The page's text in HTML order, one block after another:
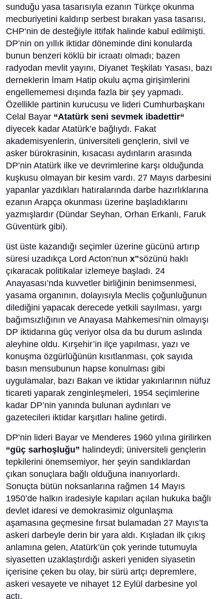
sunduğu yasa tasarısıyla ezanın Türkçe okunma
mecburiyetini kaldırıp serbest bırakan yasa tasarısı,
CHP’nin de desteğiyle ittifak halinde kabul edilmişti.
DP’nin on yıllık iktidar döneminde dini konularda
bunun benzeri köklü bir icraatı olmadı; bazen
radyodan mevlit yayını, Diyanet Teşkilatı Yasası, bazı
derneklerin İmam Hatip okulu açma girişimlerini
engellememesi dışında fazla bir şey yapmadı.
Özellikle partinin kurucusu ve lideri Cumhurbaşkanı
Celal Bayar “Atatürk seni sevmek ibadettir“
diyecek kadar Atatürk’e bağlıydı. Fakat
akademisyenlerin, üniversiteli gençlerin, sivil ve
asker bürokrasinin, kısacası aydınların arasında
DP’nin Atatürk ilke ve devrimlerine karşı olduğunda
kuşkusu olmayan bir kesim vardı. 27 Mayıs darbesini
yapanlar yazdıkları hatıralarında darbe hazırlıklarına
ezanın Arapça okunması üzerine başladıklarını
yazmışlardır (Dündar Seyhan, Orhan Erkanlı, Faruk
Güventürk gibi).
üst üste kazandığı seçimler üzerine gücünü artırıp
süresi uzadıkça Lord Acton’nun x"sözünü haklı
çıkaracak politikalar izlemeye başladı. 24
Anayasası’nda kuvvetler birliğinin benimsenmesi,
yasama organının, dolayısıyla Meclis çoğunluğunun
dilediğini yapacak derecede yetkili sayılması, yargı
bağımsızlığının ve Anayasa Mahkemesi’nin olmayışı
DP iktidarına güç veriyor olsa da bu durum aslında
aleyhine oldu. Kırşehir’in ilçe yapılması, yazı ve
konuşma özgürlüğünün kısıtlanması, çok sayıda
basın mensubunun hapse konulması gibi
uygulamalar, bazı Bakan ve iktidar yakınlarının nüfuz
ticareti yaparak zenginleşmeleri, 1954 seçimlerine
kadar DP’nin yanında bulunan aydınları ve
gazetecileri iktidar karşıtları haline getirdi.
DP’nin lideri Bayar ve Menderes 1960 yılına girilirken
“güç sarhoşluğu” halindeydi; üniversiteli gençlerin
tepkilerini önemsemiyor, her şeyin sandıklardan
çıkan sonuçlara bağlı olduğuna inanıyorlardı.
Sonuçta bütün noksanlarına rağmen 14 Mayıs
1950’de halkın iradesiyle kapıları açılan hukuka bağlı
devlet idaresi ve demokrasimiz olgunlaşma
aşamasına geçmesine fırsat bulamadan 27 Mayıs’ta
askeri darbeyle derin bir yara aldı. Kışladan ilk çıkış
anlamına gelen, Atatürk’ün çok yerinde tutumuyla
siyasetten uzaklaştırdığı askeri yeniden siyasetin
içerisine çeken bu olay, bir sürü artçı depremlere,
askeri vesayete ve nihayet 12 Eylül darbesine yol
açtı.